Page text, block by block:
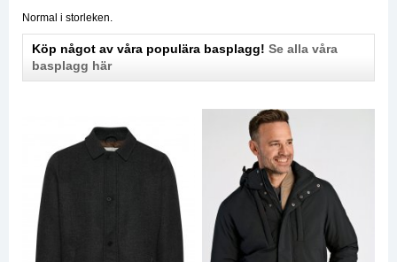
Normal i storleken.
Köp något av våra populära basplagg! Se alla våra
basplagg här